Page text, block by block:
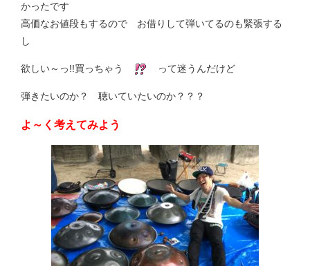
かったです
高価なお値段もするので お借りして弾いてるのも緊張する
し
欲しい～っ!!買っちゃう って迷うんだけど
弾きたいのか？ 聴いていたいのか？？？
よ～く考えてみよう